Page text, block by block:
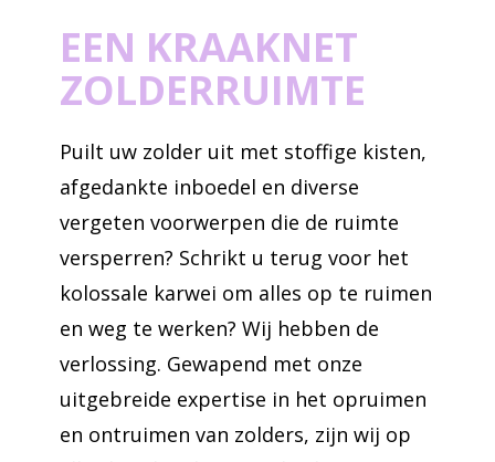
EEN KRAAKNET
ZOLDERRUIMTE
Puilt uw zolder uit met stoffige kisten,
afgedankte inboedel en diverse
vergeten voorwerpen die de ruimte
versperren? Schrikt u terug voor het
kolossale karwei om alles op te ruimen
en weg te werken? Wij hebben de
verlossing. Gewapend met onze
uitgebreide expertise in het opruimen
en ontruimen van zolders, zijn wij op